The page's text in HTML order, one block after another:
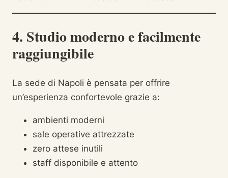
4. Studio moderno e facilmente
raggiungibile
La sede di Napoli è pensata per offrire
un’esperienza confortevole grazie a:
ambienti moderni
sale operative attrezzate
zero attese inutili
staff disponibile e attento